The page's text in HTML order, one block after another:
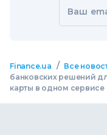
Ваш
Finance.ua / Все
банковских решений
карты в одном сервисе